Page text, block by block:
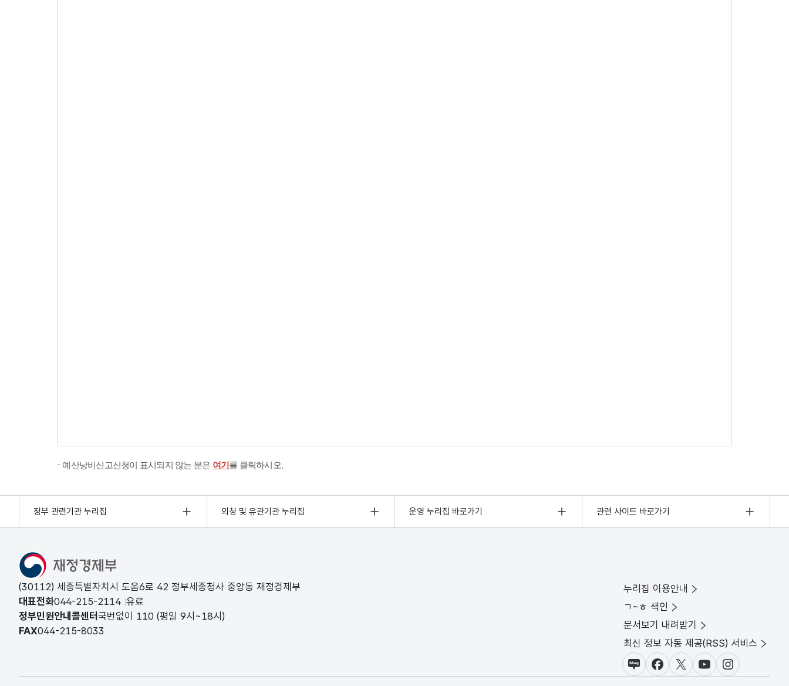
예산낭비신고신청이 표시되지 않는 분은 여기를 클릭하시오.
정부 관련기관 누리집 외청 및 유관기관 누리집 운영 누리집 바로가기 관련 사이트 바로가기
(30112) 세종특별자치시 도움6로 42 정부세종청사 중앙동 재정경제부
대표전화044-215-2114 유료
정부민원안내콜센터 국번없이 110 (평일 9시~18시)
FAX044-215-8033
누리집 이용안내
ㄱ~ㅎ 색인
문서보기 내려받기
최신 정보 자동 제공(RSS) 서비스
블로그페이스북X(트위터)
유튜브인스타그램